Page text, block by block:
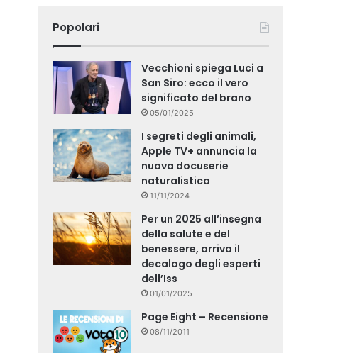
Popolari
Vecchioni spiega Luci a
San Siro: ecco il vero
significato del brano
05/01/2025
I segreti degli animali,
Apple TV+ annuncia la
nuova docuserie
naturalistica
11/11/2024
Per un 2025 all’insegna
della salute e del
benessere, arriva il
decalogo degli esperti
dell’Iss
01/01/2025
Page Eight – Recensione
08/11/2011